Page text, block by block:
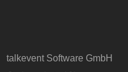
talkevent Software GmbH